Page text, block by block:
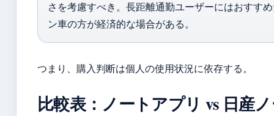
さを考慮すべき。長距離通勤ユーザーにはおすす
ン車の方が経済的な場合がある。
つまり、購入判断は個人の使用状況に依存する。
比較表：ノートアプリ vs 日産